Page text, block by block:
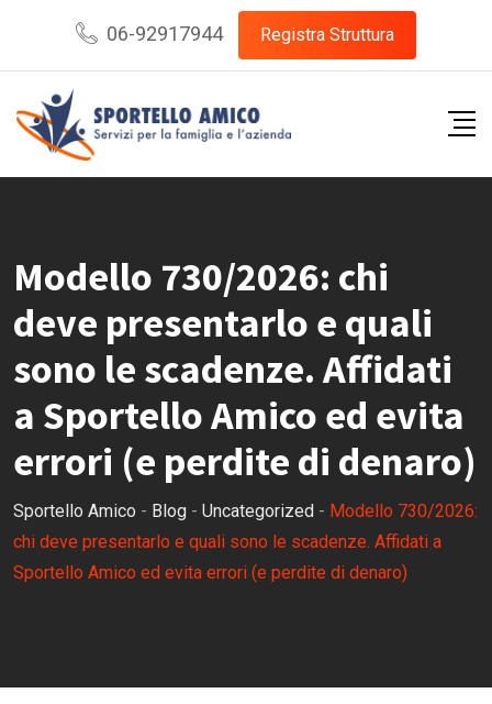
content
06-92917944 Registra Struttura
Modello 730/2026: chi
deve presentarlo e quali
sono le scadenze. Affidati
a Sportello Amico ed evita
errori (e perdite di denaro)
Sportello Amico - Blog - Uncategorized - Modello 730/2026:
chi deve presentarlo e quali sono le scadenze. Affidati a
Sportello Amico ed evita errori (e perdite di denaro)